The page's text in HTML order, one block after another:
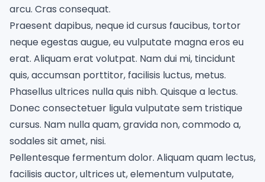
arcu. Cras consequat.
Praesent dapibus, neque id cursus faucibus, tortor
neque egestas augue, eu vulputate magna eros eu
erat. Aliquam erat volutpat. Nam dui mi, tincidunt
quis, accumsan porttitor, facilisis luctus, metus.
Phasellus ultrices nulla quis nibh. Quisque a lectus.
Donec consectetuer ligula vulputate sem tristique
cursus. Nam nulla quam, gravida non, commodo a,
sodales sit amet, nisi.
Pellentesque fermentum dolor. Aliquam quam lectus,
facilisis auctor, ultrices ut, elementum vulputate,